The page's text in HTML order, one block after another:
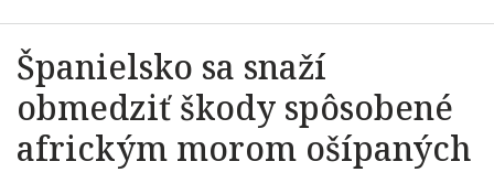
Španielsko sa snaží
obmedziť škody spôsobené
africkým morom ošípaných